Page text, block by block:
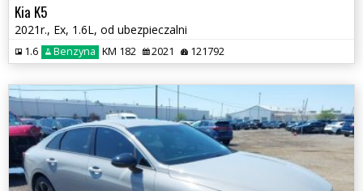
Kia K5
2021r., Ex, 1.6L, od ubezpieczalni
1.6 Benzyna KM 182 2021 121792